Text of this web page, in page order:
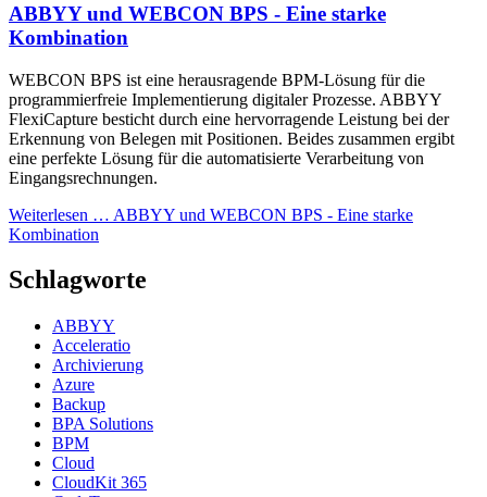
ABBYY und WEBCON BPS - Eine starke
Kombination
WEBCON BPS ist eine herausragende BPM-Lösung für die
programmierfreie Implementierung digitaler Prozesse. ABBYY
FlexiCapture besticht durch eine hervorragende Leistung bei der
Erkennung von Belegen mit Positionen. Beides zusammen ergibt
eine perfekte Lösung für die automatisierte Verarbeitung von
Eingangsrechnungen.
Weiterlesen … ABBYY und WEBCON BPS - Eine starke
Kombination
Schlagworte
ABBYY
Acceleratio
Archivierung
Azure
Backup
BPA Solutions
BPM
Cloud
CloudKit 365